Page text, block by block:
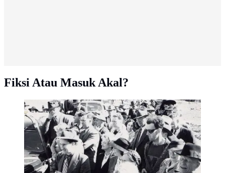
Fiksi Atau Masuk Akal?